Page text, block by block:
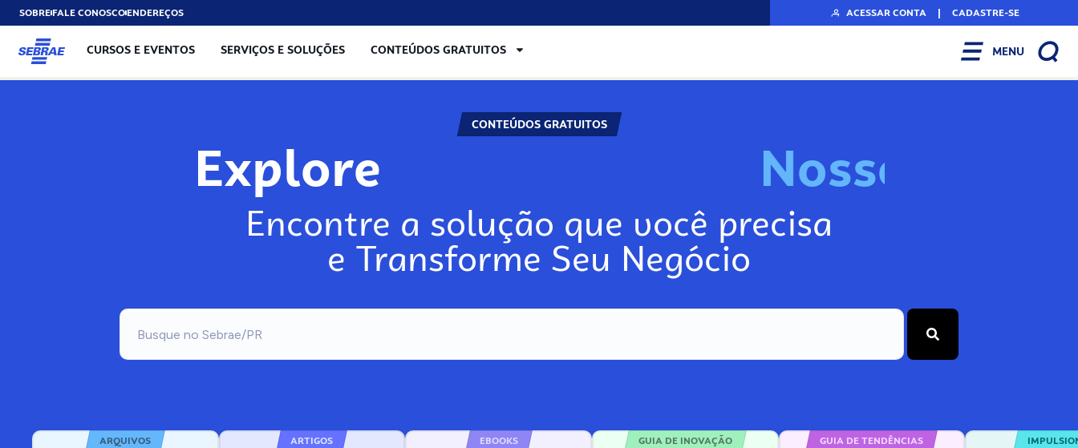
SOBREFALE CONOSCOENDEREÇOS ACESSAR CONTA | CADASTRE-SE
CURSOS E EVENTOS SERVIÇOS E SOLUÇÕES CONTEÚDOS GRATUITOS MENU
CONTEÚDOS GRATUITOS
Explore Nosso
Encontre a solução que você precisa
e Transforme Seu Negócio
ARQUIVOS ARTIGOS EBOOKS GUIA DE INOVAÇÃO GUIA DE TENDÊNCIAS